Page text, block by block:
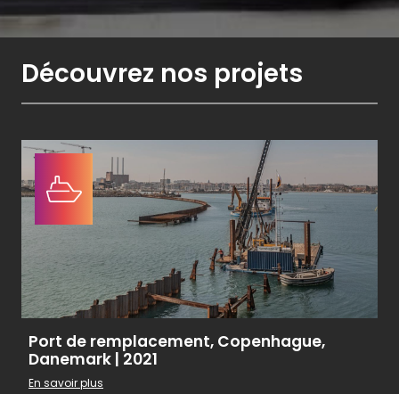
Découvrez nos projets
Port de remplacement, Copenhague,
Danemark | 2021
En savoir plus